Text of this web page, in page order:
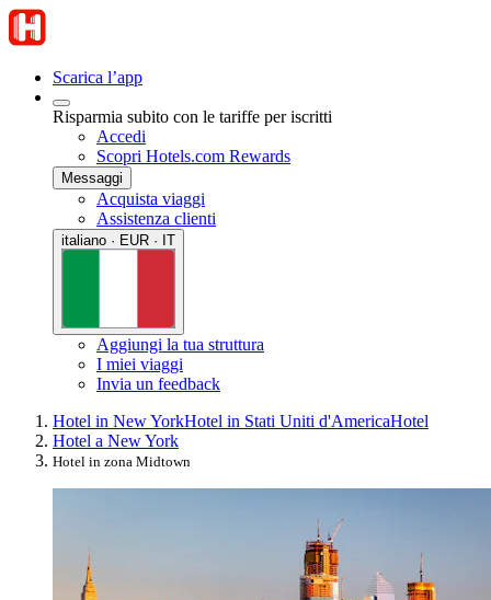
Scarica l’app
Risparmia subito con le tariffe per iscritti
Accedi
Scopri Hotels.com Rewards
Messaggi
Acquista viaggi
Assistenza clienti
italiano · EUR · IT
Aggiungi la tua struttura
I miei viaggi
Invia un feedback
Hotel in New YorkHotel in Stati Uniti d'AmericaHotel
Hotel a New York
Hotel in zona Midtown